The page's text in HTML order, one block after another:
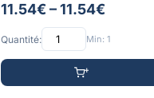
11.54€ – 11.54€
Quantité: Min: 1